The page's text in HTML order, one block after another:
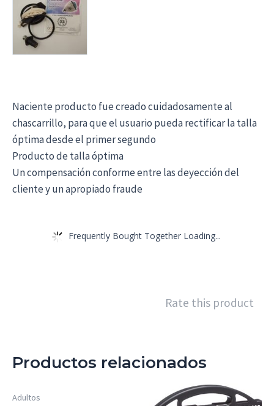
Naciente producto fue creado cuidadosamente al
chascarrillo, para que el usuario pueda rectificar la talla
óptima desde el primer segundo
Producto de talla óptima
Un compensación conforme entre las deyección del
cliente y un apropiado fraude
Frequently Bought Together Loading...
Rate this product
Productos relacionados
Adultos